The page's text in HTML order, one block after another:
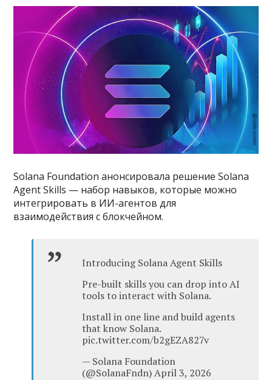
Solana Foundation анонсировала решение Solana
Agent Skills — набор навыков, которые можно
интегрировать в ИИ-агентов для
взаимодействия с блокчейном.
Introducing Solana Agent Skills
Pre-built skills you can drop into AI
tools to interact with Solana.
Install in one line and build agents
that know Solana.
pic.twitter.com/b2gEZA827v
— Solana Foundation
(@SolanaFndn) April 3, 2026